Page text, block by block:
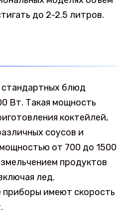
до 2-2.5 литров.
стандартных блюд
Вт. Такая мощность
коктейлей,
соусов и
от 700 до 1500
продуктов
лед.
имеют скорость